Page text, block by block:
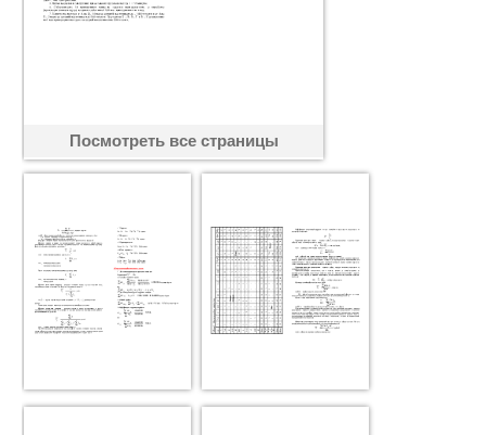
Посмотреть все страницы